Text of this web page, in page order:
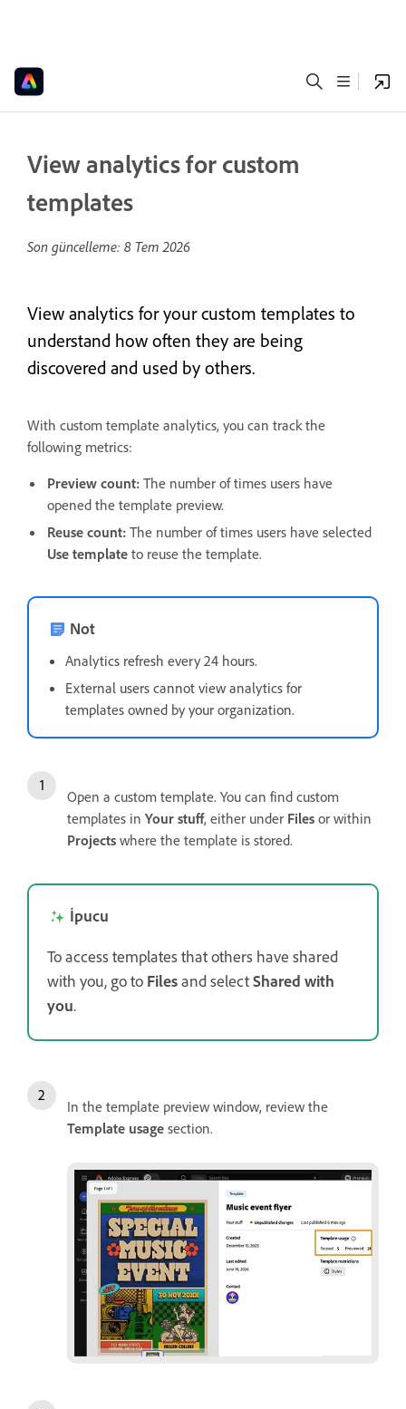
View analytics for custom
templates
Son güncelleme: 8 Tem 2026
View analytics for your custom templates to
understand how often they are being
discovered and used by others.
With custom template analytics, you can track the
following metrics:
Preview count: The number of times users have
opened the template preview.
Reuse count: The number of times users have selected
Use template to reuse the template.
Not
Analytics refresh every 24 hours.
External users cannot view analytics for
templates owned by your organization.
Open a custom template. You can find custom
templates in Your stuff, either under Files or within
Projects where the template is stored.
İpucu
To access templates that others have shared
with you, go to Filesand selectShared with
you.
In the template preview window, review the
Template usage section.